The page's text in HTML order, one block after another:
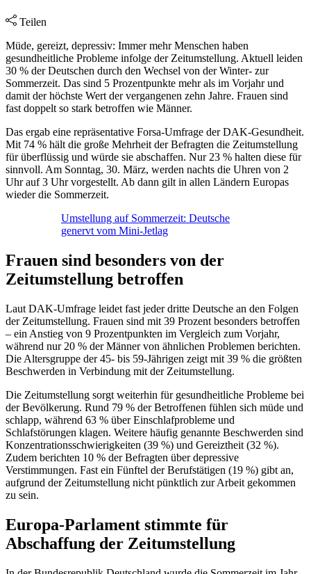
Teilen
Müde, gereizt, depressiv: Immer mehr Menschen haben
gesundheitliche Probleme infolge der Zeitumstellung. Aktuell leiden
30 % der Deutschen durch den Wechsel von der Winter- zur
Sommerzeit. Das sind 5 Prozentpunkte mehr als im Vorjahr und
damit der höchste Wert der vergangenen zehn Jahre. Frauen sind
fast doppelt so stark betroffen wie Männer.
Das ergab eine repräsentative Forsa-Umfrage der DAK-Gesundheit.
Mit 74 % hält die große Mehrheit der Befragten die Zeitumstellung
für überflüssig und würde sie abschaffen. Nur 23 % halten diese für
sinnvoll. Am Sonntag, 30. März, werden nachts die Uhren von 2
Uhr auf 3 Uhr vorgestellt. Ab dann gilt in allen Ländern Europas
wieder die Sommerzeit.
Umstellung auf Sommerzeit: Deutsche
genervt vom Mini-Jetlag
Frauen sind besonders von der
Zeitumstellung betroffen
Laut DAK-Umfrage leidet fast jeder dritte Deutsche an den Folgen
der Zeitumstellung. Frauen sind mit 39 Prozent besonders betroffen
– ein Anstieg von 9 Prozentpunkten im Vergleich zum Vorjahr,
während nur 20 % der Männer von ähnlichen Problemen berichten.
Die Altersgruppe der 45- bis 59-Jährigen zeigt mit 39 % die größten
Beschwerden in Verbindung mit der Zeitumstellung.
Die Zeitumstellung sorgt weiterhin für gesundheitliche Probleme bei
der Bevölkerung. Rund 79 % der Betroffenen fühlen sich müde und
schlapp, während 63 % über Einschlafprobleme und
Schlafstörungen klagen. Weitere häufig genannte Beschwerden sind
Konzentrationsschwierigkeiten (39 %) und Gereiztheit (32 %).
Zudem berichten 10 % der Befragten über depressive
Verstimmungen. Fast ein Fünftel der Berufstätigen (19 %) gibt an,
aufgrund der Zeitumstellung nicht pünktlich zur Arbeit gekommen
zu sein.
Europa-Parlament stimmte für
Abschaffung der Zeitumstellung